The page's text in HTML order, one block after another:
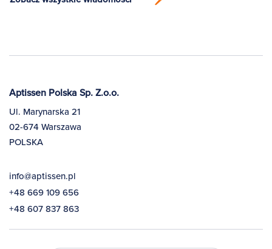
Aptissen Polska Sp. Z.o.o.
Ul. Marynarska 21
02-674 Warszawa
POLSKA
info@aptissen.pl
+48 669 109 656
+48 607 837 863